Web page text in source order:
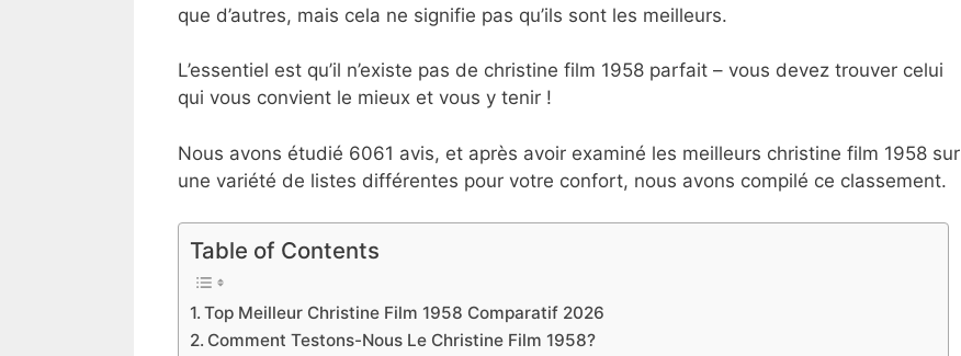
que d’autres, mais cela ne signifie pas qu’ils sont les meilleurs.
L’essentiel est qu’il n’existe pas de christine film 1958 parfait – vous devez trouver celui
qui vous convient le mieux et vous y tenir !
Nous avons étudié 6061 avis, et après avoir examiné les meilleurs christine film 1958 sur
une variété de listes différentes pour votre confort, nous avons compilé ce classement.
Table of Contents
Top Meilleur Christine Film 1958 Comparatif 2026
Comment Testons-Nous Le Christine Film 1958?